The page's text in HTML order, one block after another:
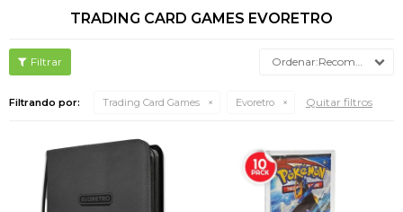
TRADING CARD GAMES EVORETRO
Recomendados
Filtrando por: Trading Card Games Evoretro Quitar filtros